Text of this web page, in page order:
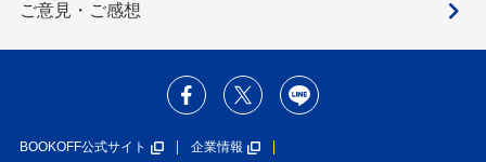
ご意見・ご感想
BOOKOFF公式サイト 企業情報